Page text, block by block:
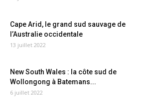
Cape Arid, le grand sud sauvage de
l’Australie occidentale
13 juillet 2022
New South Wales : la côte sud de
Wollongong à Batemans...
6 juillet 2022